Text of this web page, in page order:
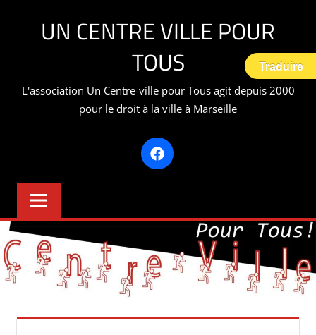
UN CENTRE VILLE POUR
TOUS
L'association Un Centre-ville pour Tous agit depuis 2000
pour le droit à la ville à Marseille
Facebook
Traduire